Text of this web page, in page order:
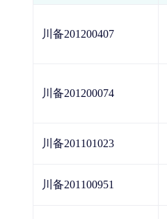
川备201200407
川备201200074
川备201101023
川备201100951